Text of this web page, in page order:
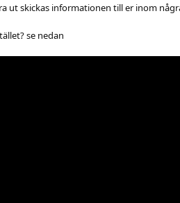
ut skickas informationen till er inom
se nedan